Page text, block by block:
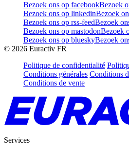
Bezoek ons op facebookBezoek
Bezoek ons op linkedinBezoek
Bezoek ons op rss-feedBezoek
Bezoek ons op mastodonBezoek
Bezoek ons op blueskyBezoek
© 2026 Euractiv FR
Politique de confidentialité
Conditions générales Conditions
Conditions de vente
Services